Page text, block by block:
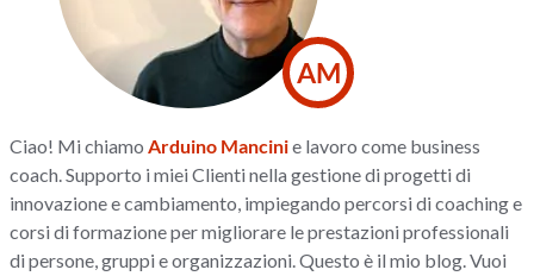
AM
Ciao! Mi chiamoArduino Mancinie lavoro come business
coach. Supporto i miei Clienti nella gestione di progetti di
innovazione e cambiamento, impiegando percorsi di coaching e
corsi di formazione per migliorare le prestazioni professionali
di persone, gruppi e organizzazioni. Questo è il mio blog. Vuoi